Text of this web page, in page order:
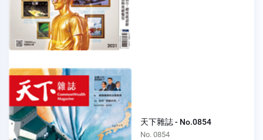
天下雜誌 - No.0854
No. 0854